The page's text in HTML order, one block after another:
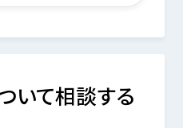
いて相談する